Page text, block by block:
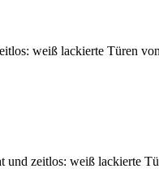
weiß lackierte Türen
zeitlos: weiß lackierte